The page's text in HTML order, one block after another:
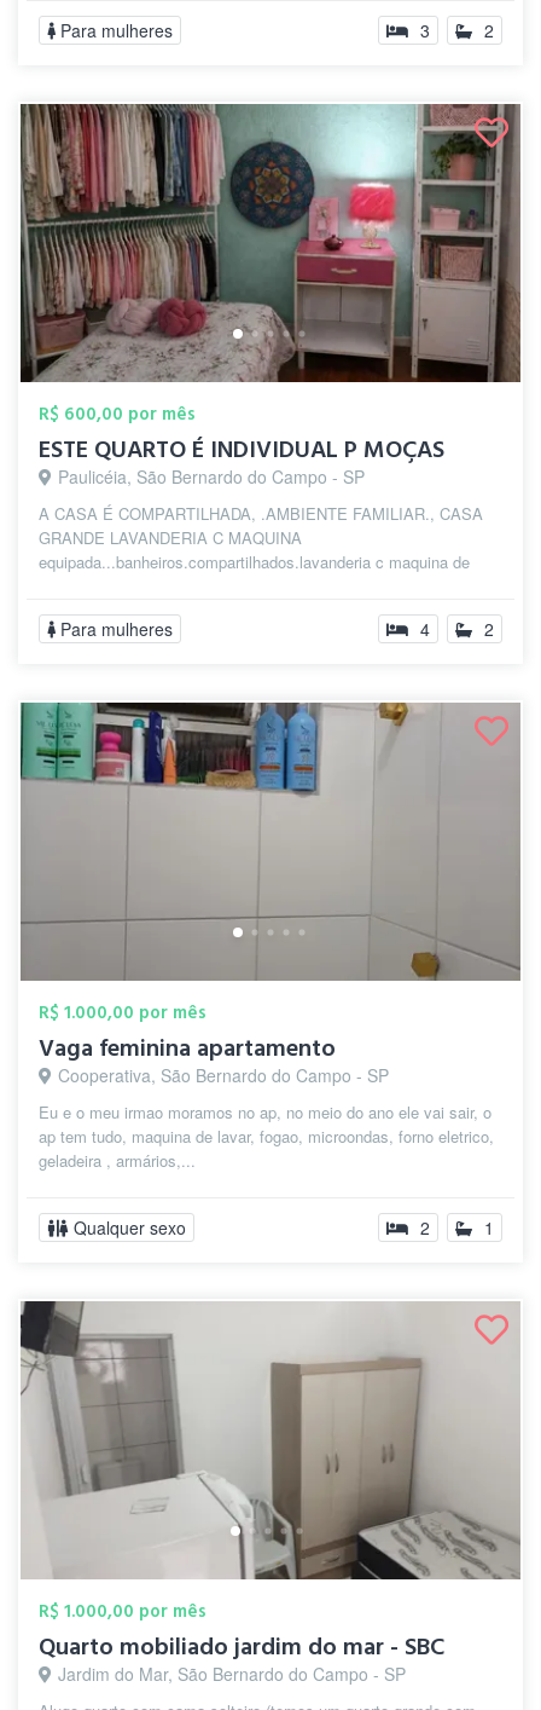
Para mulheres 3 2
R$ 600,00 por mês
ESTE QUARTO É INDIVIDUAL P MOÇAS
Paulicéia, São Bernardo do Campo - SP
A CASA É COMPARTILHADA, .AMBIENTE FAMILIAR., CASA
GRANDE LAVANDERIA C MAQUINA
equipada...banheiros.compartilhados.lavanderia c maquina de
Para mulheres 4 2
R$ 1.000,00 por mês
Vaga feminina apartamento
Cooperativa, São Bernardo do Campo - SP
Eu e o meu irmao moramos no ap, no meio do ano ele vai sair, o
ap tem tudo, maquina de lavar, fogao, microondas, forno eletrico,
geladeira , armários,...
Qualquer sexo 2 1
R$ 1.000,00 por mês
Quarto mobiliado jardim do mar - SBC
Jardim do Mar, São Bernardo do Campo - SP